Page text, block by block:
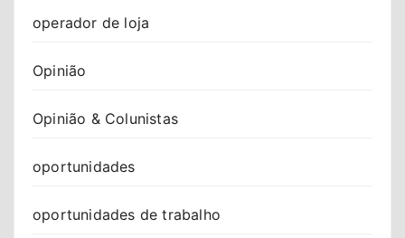
operador de loja
Opinião
Opinião & Colunistas
oportunidades
oportunidades de trabalho